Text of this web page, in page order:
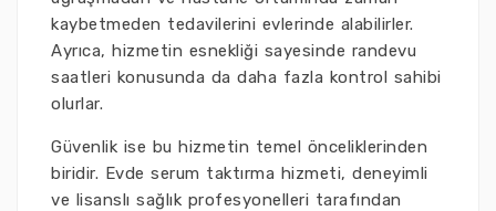
kaybetmeden tedavilerini evlerinde alabilirler.
Ayrıca, hizmetin esnekliği sayesinde randevu
saatleri konusunda da daha fazla kontrol sahibi
olurlar.
Güvenlik ise bu hizmetin temel önceliklerinden
biridir. Evde serum taktırma hizmeti, deneyimli
ve lisanslı sağlık profesyonelleri tarafından